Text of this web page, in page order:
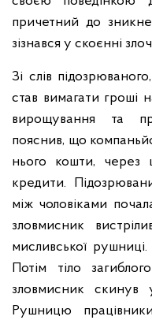
причетний до
зізнався у скоєнні
Зі слів
став вимагати гроші
вирощування та
пояснив, що
нього кошти,
кредити.
між чоловіками
зловмисник
мисливської
Потім тіло
зловмисник скинув
Рушницю